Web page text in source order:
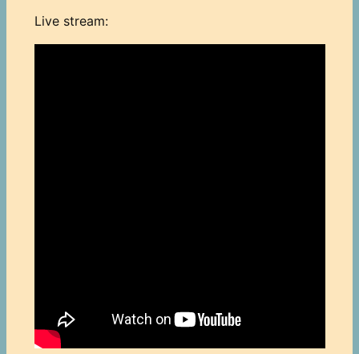
Live stream: